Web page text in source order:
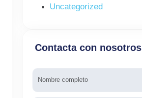
Uncategorized
Contacta con nosotros